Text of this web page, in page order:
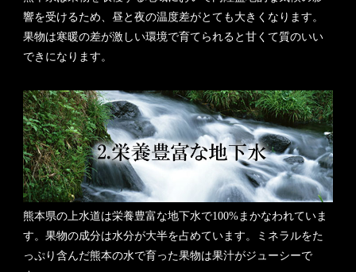
響を受けるため、昼と夜の温度差がとても大きくなります。
果物は寒暖の差が激しい環境で育てられると甘くて質のいい
できになります。
熊本県の上水道は栄養豊富な地下水で100%まかなわれていま
す。果物の成分は水分が大半を占めています。ミネラルをた
っぷり含んだ熊本の水で育った果物は果汁がジューシーで